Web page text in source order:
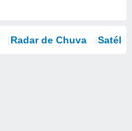
Radar de Chuva